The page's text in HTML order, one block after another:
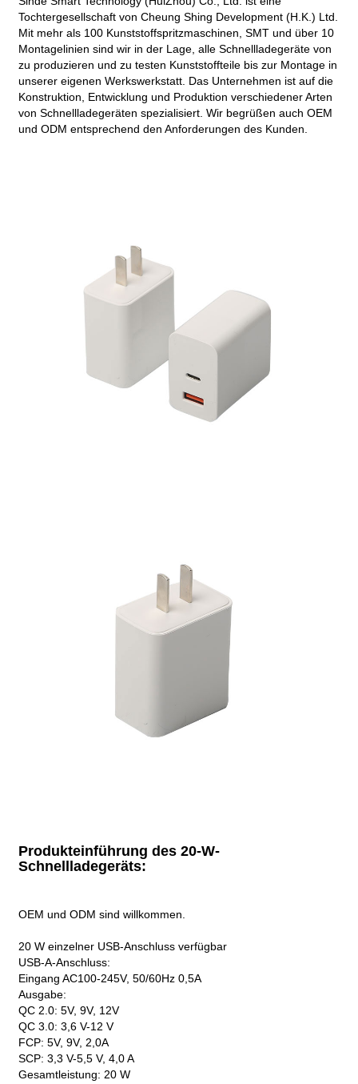
Tochtergesellschaft von Cheung Shing Development (H.K.) Ltd.
Mit mehr als 100 Kunststoffspritzmaschinen, SMT und über 10
Montagelinien sind wir in der Lage, alle Schnellladegeräte von
zu produzieren und zu testen Kunststoffteile bis zur Montage in
unserer eigenen Werkswerkstatt. Das Unternehmen ist auf die
Konstruktion, Entwicklung und Produktion verschiedener Arten
von Schnellladegeräten spezialisiert. Wir begrüßen auch OEM
und ODM entsprechend den Anforderungen des Kunden.
Produkteinführung des 20-W-
Schnellladegeräts:
OEM und ODM sind willkommen.
20 W einzelner USB-Anschluss verfügbar
USB-A-Anschluss:
Eingang AC100-245V, 50/60Hz 0,5A
Ausgabe:
QC 2.0: 5V, 9V, 12V
QC 3.0: 3,6 V-12 V
FCP: 5V, 9V, 2,0A
SCP: 3,3 V-5,5 V, 4,0 A
Gesamtleistung: 20 W